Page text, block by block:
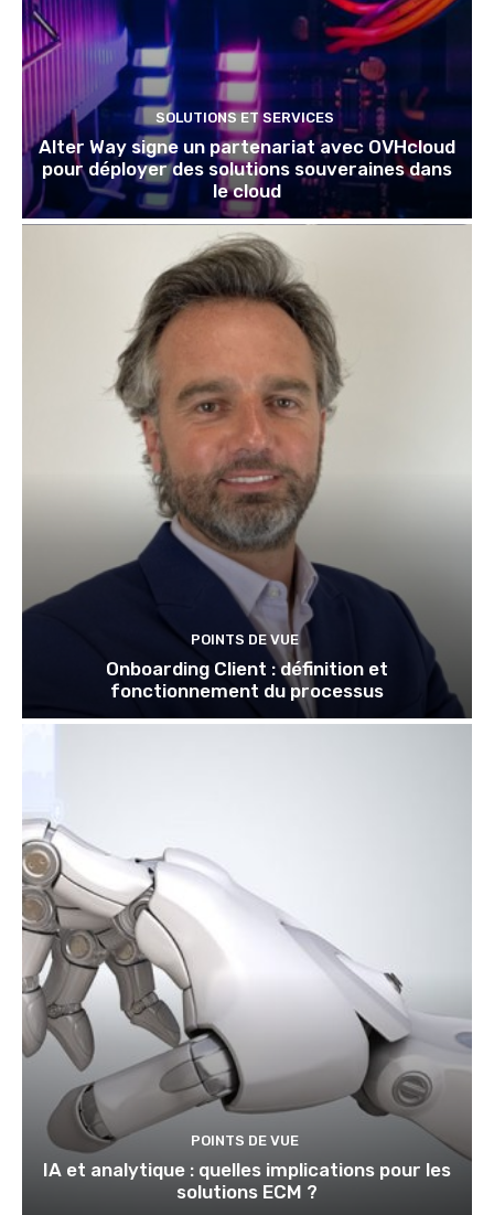
SOLUTIONS ET SERVICES
Alter Way signe un partenariat avec OVHcloud
pour déployer des solutions souveraines dans
le cloud
POINTS DE VUE
Onboarding Client : définition et
fonctionnement du processus
POINTS DE VUE
IA et analytique : quelles implications pour les
solutions ECM ?